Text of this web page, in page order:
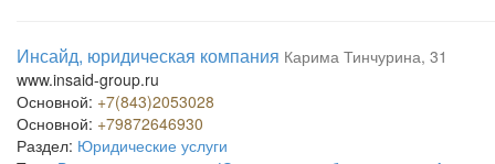
Инсайд, юридическая компания Карима Тинчурина, 31
www.insaid-group.ru
Основной: +7(843)2053028
Основной: +79872646930
Раздел: Юридические услуги